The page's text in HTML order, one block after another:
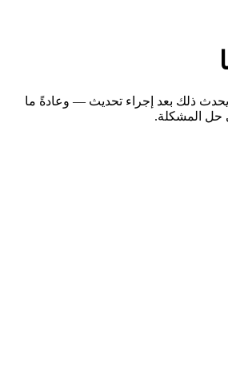
ذلك بعد إجراء تحديث — وعادةً ما
حل المشكلة.